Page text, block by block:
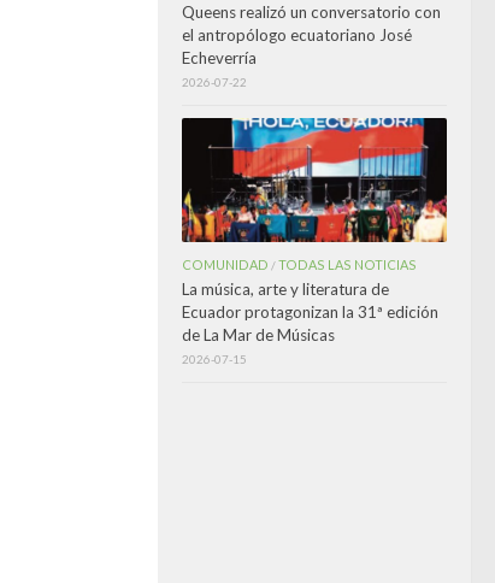
Queens realizó un conversatorio con
el antropólogo ecuatoriano José
Echeverría
2026-07-22
COMUNIDAD /TODAS LAS NOTICIAS
La música, arte y literatura de
Ecuador protagonizan la 31ª edición
de La Mar de Músicas
2026-07-15